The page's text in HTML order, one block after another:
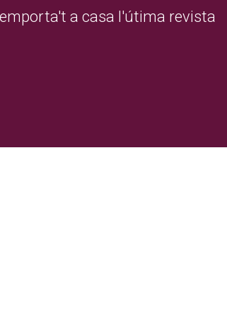
a casa l'útima revista